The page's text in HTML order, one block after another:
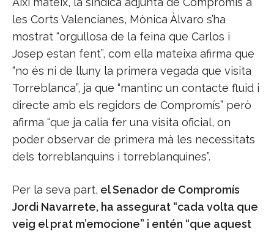
les Corts Valencianes, Mònica Àlvaro s’ha
mostrat “orgullosa de la feina que Carlos i
Josep estan fent”, com ella mateixa afirma que
“no és ni de lluny la primera vegada que visita
Torreblanca”, ja que “mantinc un contacte fluid i
directe amb els regidors de Compromís” però
afirma “que ja calia fer una visita oficial, on
poder observar de primera mà les necessitats
dels torreblanquins i torreblanquines”.
Per la seva part, el Senador de Compromís
Jordi Navarrete, ha assegurat “cada volta que
veig el prat m’emocione” i entén “que aquest